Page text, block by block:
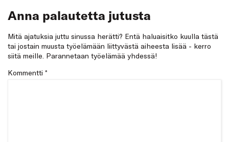
Anna palautetta jutusta
Mitä ajatuksia juttu sinussa herätti? Entä haluaisitko kuulla tästä
tai jostain muusta työelämään liittyvästä aiheesta lisää - kerro
siitä meille. Parannetaan työelämää yhdessä!
Kommentti *